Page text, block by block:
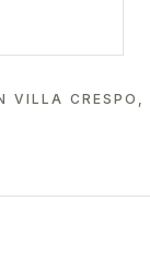
VILLA CRESPO,